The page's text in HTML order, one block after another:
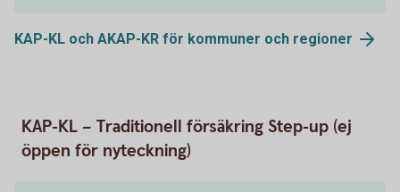
KAP-KL och AKAP-KR för kommuner och regioner
KAP-KL – Traditionell försäkring Step-up (ej
öppen för nyteckning)